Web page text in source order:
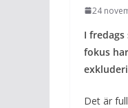
24
I
fokus
Det är